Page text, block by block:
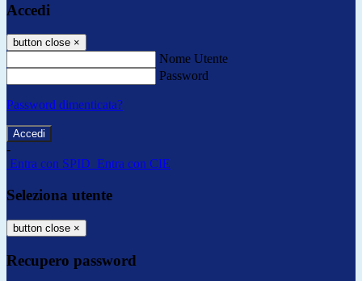
Accedi
button close ×
Nome Utente
Password
Password dimenticata?
-
Entra con SPID Entra con CIE
Seleziona utente
button close ×
Recupero password